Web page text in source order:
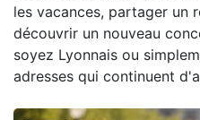
les vacances, partager un
découvrir un nouveau
soyez Lyonnais ou
adresses qui continuent